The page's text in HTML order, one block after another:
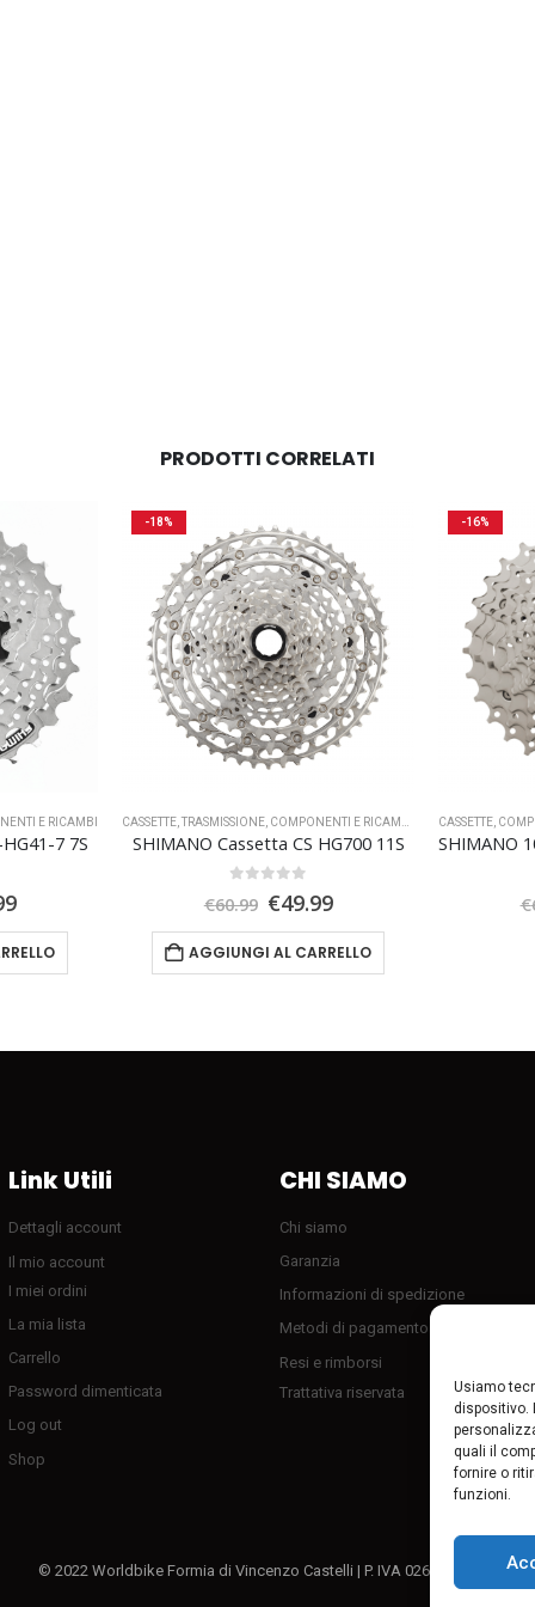
Usiamo
dispositivo.
quali il
fornire o
funzioni.
PRODOTTI CORRELATI
E RICAMBI
7 7S
Il
attuale
è:
-18%
CASSETTE, TRASMISSIONE, COMPONENTI E RICAMBI OFFERTA SPECIALE
SHIMANO Cassetta CS HG700 11S
€60.99 Il
originale
era:
€49.99Il
attuale
è:
AGGIUNGI AL CARRELLO
-16%
CASSETTE,
€
Link Utili
Dettagli account
Il mio account
I miei ordini
La mia lista
Carrello
Password dimenticata
Log out
Shop
CHI SIAMO
Chi siamo
Garanzia
Informazioni di spedizione
Metodi di pagamento
Resi e rimborsi
Trattativa riservata
© 2022 Worldbike Formia di Vincenzo Castelli | P. IVA 02611080595